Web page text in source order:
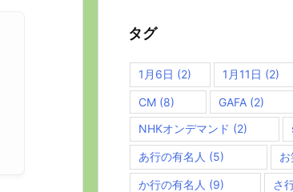
タグ
1月6日 (2) 1月11日 (2)
CM (8) GAFA (2)
NHKオンデマンド (2)
あ行の有名人 (5) お
か行の有名人 (9) さ